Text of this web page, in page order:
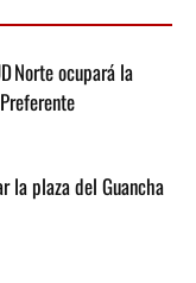
Norte ocupará la
la plaza del Guancha